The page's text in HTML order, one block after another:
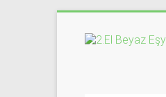
contentİkinci